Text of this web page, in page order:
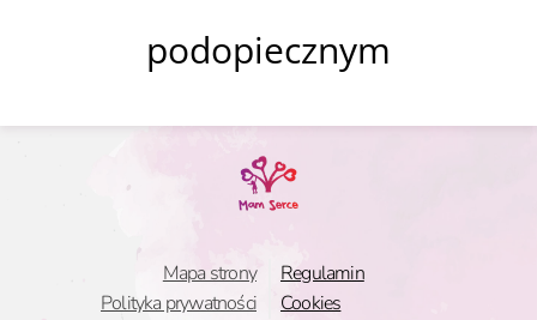
podopiecznym
Mapa strony
Polityka prywatności
Regulamin
Cookies